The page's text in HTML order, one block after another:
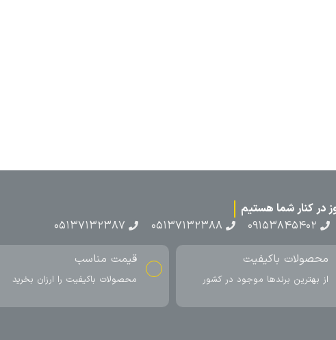
۰۹۱۵۳۸۴۵۴۰۲ ۰۵۱۳۷۱۳۲۳۸۸ ۰۵۱۳۷۱۳۲۳۸۷
محصولات باکیفیت
از بهترین برندها موجود در کشور
قیمت مناسب
محصولات باکیفیت را ارزان بخرید